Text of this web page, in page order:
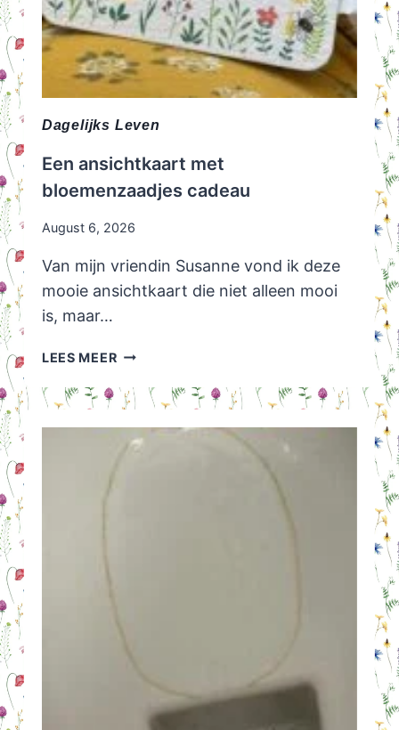
Dagelijks Leven
Een ansichtkaart met
bloemenzaadjes cadeau
August 6, 2026
Van mijn vriendin Susanne vond ik deze
mooie ansichtkaart die niet alleen mooi
is, maar…
LEES MEEREEN
MET
CADEAU